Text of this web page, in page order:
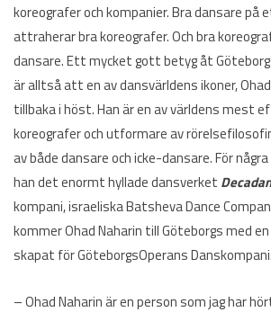
koreografer och kompanier. Bra dansare på
attraherar bra koreografer. Och bra
dansare. Ett mycket gott betyg åt
är alltså att en av dansvärldens ikoner,
tillbaka i höst. Han är en av världens mest
koreografer och utformare av
av både dansare och icke-dansare. För
han det enormt hyllade dansverket
kompani, israeliska Batsheva Dance
kommer Ohad Naharin till Göteborgs med
skapat för GöteborgsOperans Danskompani.
– Ohad Naharin är en person som jag har